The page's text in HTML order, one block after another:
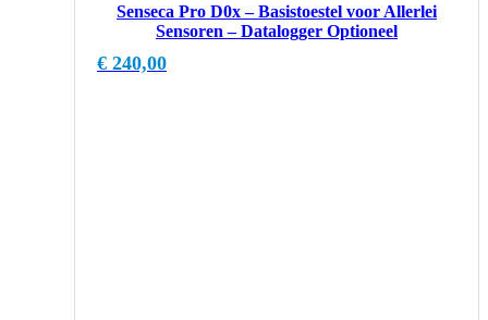
Senseca Pro D0x – Basistoestel voor Allerlei
Sensoren – Datalogger Optioneel
€ 240,00